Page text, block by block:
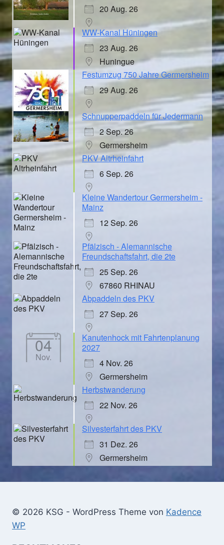
20 Aug. 26
WW-Kanal Hüningen
23 Aug. 26
Huningue
Festumzug 750 Jahre Germersheim
29 Aug. 26
Schnupperpaddeln für Jedermann
2 Sep. 26
Germersheim
PKV Altrheinfahrt
6 Sep. 26
Kleine Wandertour Germersheim -
Mainz
12 Sep. 26
Pfälzisch - Alemannische
Freundschaftsfahrt, die 2te
25 Sep. 26
67860 RHINAU
Abpaddeln des PKV
27 Sep. 26
04
Nov.
Kanutenhock mit Fahrtenplanung
2027
4 Nov. 26
Germersheim
Herbstwanderung
22 Nov. 26
Silvesterfahrt des PKV
31 Dez. 26
Germersheim
© 2026 KSG - WordPress Theme von Kadence
WP